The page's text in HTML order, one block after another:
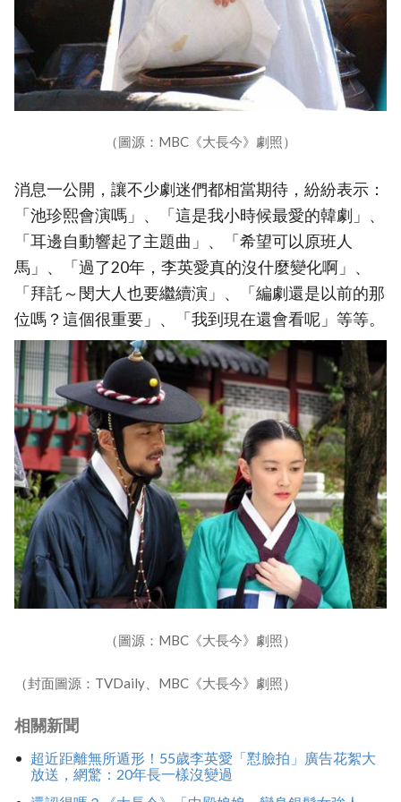
（圖源：MBC《大長今》劇照）
消息一公開，讓不少劇迷們都相當期待，紛紛表示：
「池珍熙會演嗎」、「這是我小時候最愛的韓劇」、
「耳邊自動響起了主題曲」、「希望可以原班人
馬」、「過了20年，李英愛真的沒什麼變化啊」、
「拜託～閔大人也要繼續演」、「編劇還是以前的那
位嗎？這個很重要」、「我到現在還會看呢」等等。
（圖源：MBC《大長今》劇照）
（封面圖源：TVDaily、MBC《大長今》劇照）
相關新聞
超近距離無所遁形！55歲李英愛「懟臉拍」廣告花絮大
放送，網驚：20年長一樣沒變過